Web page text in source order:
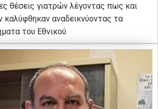
θέσεις γιατρών λέγοντας πως και
καλύφθηκαν αναδεικνύοντας τα
του Εθνικού